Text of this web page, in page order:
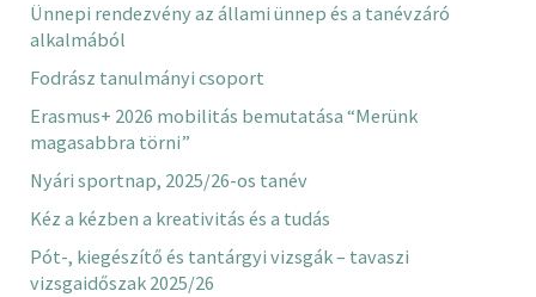
Ünnepi rendezvény az állami ünnep és a tanévzáró
alkalmából
Fodrász tanulmányi csoport
Erasmus+ 2026 mobilitás bemutatása “Merünk
magasabbra törni”
Nyári sportnap, 2025/26-os tanév
Kéz a kézben a kreativitás és a tudás
Pót-, kiegészítő és tantárgyi vizsgák – tavaszi
vizsgaidőszak 2025/26